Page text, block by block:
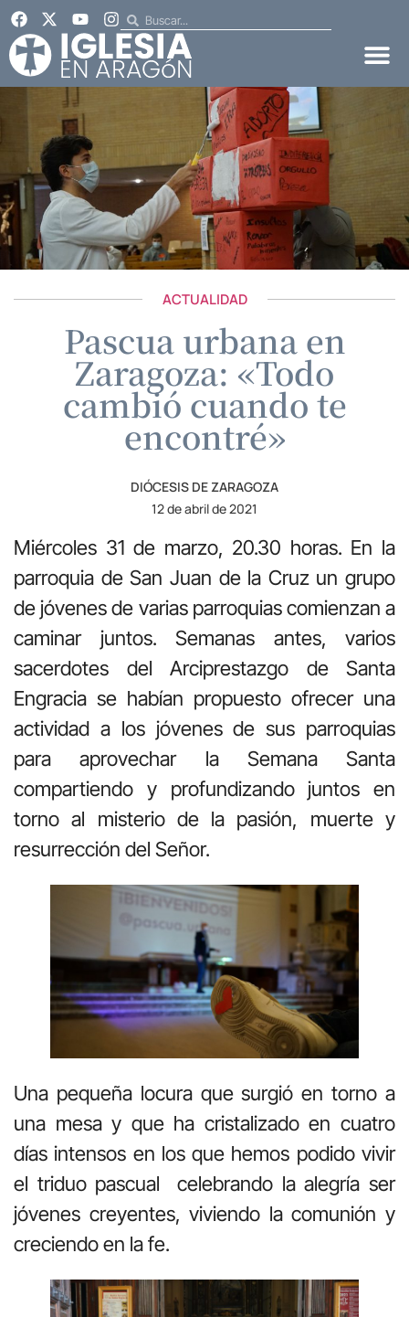
ACTUALIDAD
Pascua urbana en
Zaragoza: «Todo
cambió cuando te
encontré»
DIÓCESIS DE ZARAGOZA
12 de abril de 2021
Miércoles 31 de marzo, 20.30 horas. En la
parroquia de San Juan de la Cruz un grupo
de jóvenes de varias parroquias comienzan a
caminar juntos. Semanas antes, varios
sacerdotes del Arciprestazgo de Santa
Engracia se habían propuesto ofrecer una
actividad a los jóvenes de sus parroquias
para aprovechar la Semana Santa
compartiendo y profundizando juntos en
torno al misterio de la pasión, muerte y
resurrección del Señor.
Una pequeña locura que surgió en torno a
una mesa y que ha cristalizado en cuatro
días intensos en los que hemos podido vivir
el triduo pascual celebrando la alegría ser
jóvenes creyentes, viviendo la comunión y
creciendo en la fe.